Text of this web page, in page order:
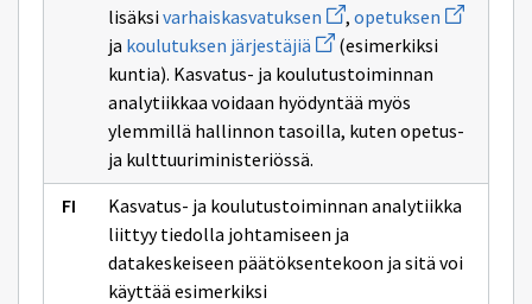
sivulle ikkunan
sivulle
lisäksivarhaiskasvatuksen Avaa
uuden
ikkunan
sivulle
varhaiskasvatuksen
, opetuksen Avaa
uuden
ja koulutuksen järjestäjiä Avaa
uuden
ikkunan
sivulle
koulutuksen
järjestäjiä
(esimerkiksi
kuntia). Kasvatus- ja koulutustoiminnan
analytiikkaa voidaan hyödyntää myös
ylemmillä hallinnon tasoilla, kuten opetus-
ja kulttuuriministeriössä.
Kasvatus- ja koulutustoiminnan analytiikka
liittyy tiedolla johtamiseen ja
datakeskeiseen päätöksentekoon ja sitä voi
käyttää esimerkiksi